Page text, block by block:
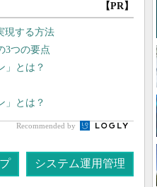
【PR】
現する方法
3つの要点
」とは？
」とは？
Recommended by
システム運用管理